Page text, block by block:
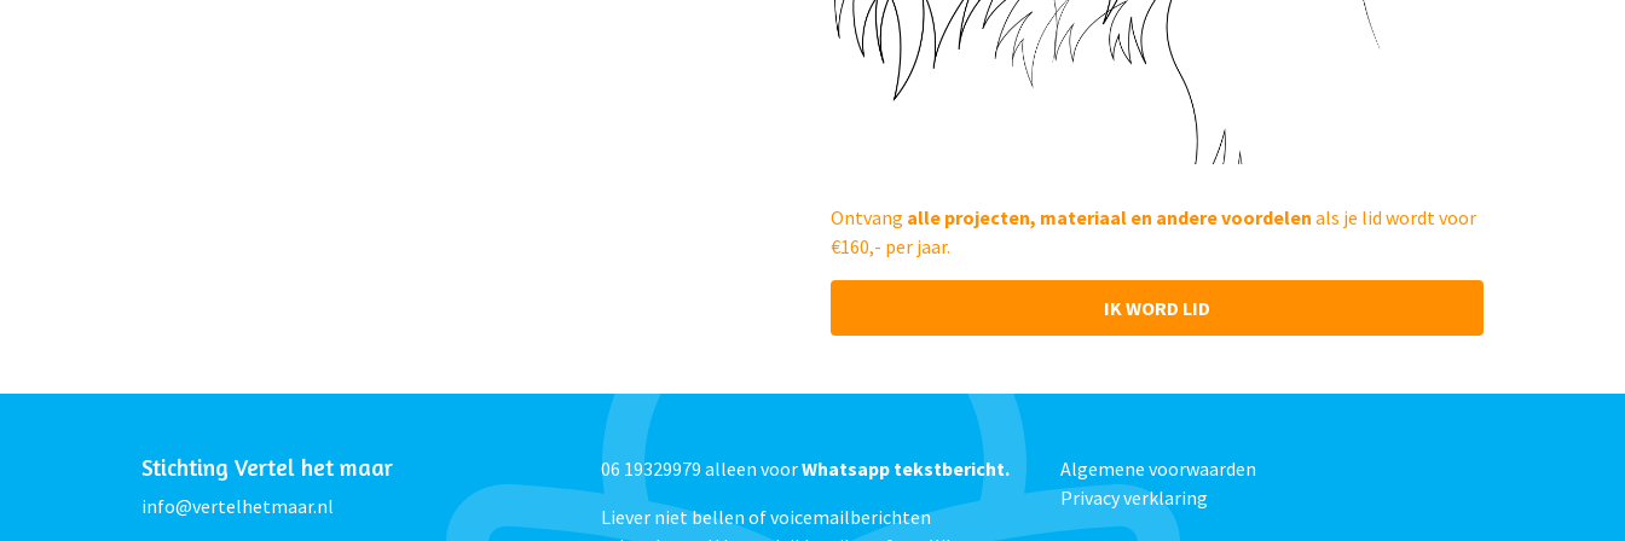
Ontvang alle projecten, materiaal en andere voordelen als je lid wordt voor
€160,- per jaar.
IK WORD LID
Stichting Vertel het maar
info@vertelhetmaar.nl
06 19329979 alleen voorWhatsapp tekstbericht.
Liever niet bellen of voicemailberichten
Algemene voorwaarden
Privacy verklaring